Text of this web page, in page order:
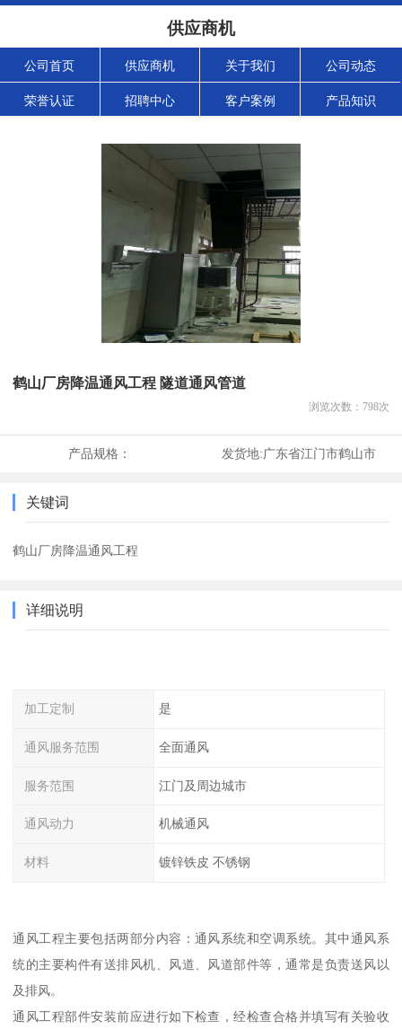
供应商机
公司首页 供应商机 关于我们 公司动态
荣誉认证 招聘中心 客户案例 产品知识
鹤山厂房降温通风工程 隧道通风管道
浏览次数： 798次
产品规格： 发货地:广东省江门市鹤山市
关键词
鹤山厂房降温通风工程
详细说明
加工定制 是
通风服务范围 全面通风
服务范围 江门及周边城市
通风动力 机械通风
材料 镀锌铁皮 不锈钢
通风工程主要包括两部分内容：通风系统和空调系统。其中通风系
统的主要构件有送排风机、风道、风道部件等，通常是负责送风以
及排风。
通风工程部件安装前应进行如下检查，经检查合格并填写有关验收